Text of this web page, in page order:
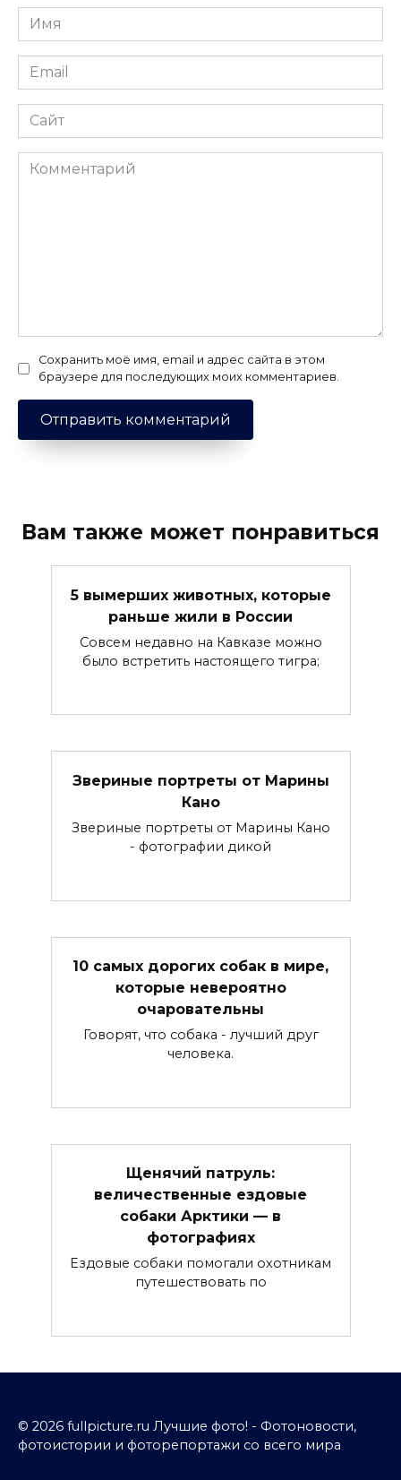
Имя
*
Email
*
Сайт
Комментарий
Сохранить моё имя, email и адрес сайта в этом
браузере для последующих моих комментариев.
Вам также может понравиться
5 вымерших животных, которые
раньше жили в России
Совсем недавно на Кавказе можно
было встретить настоящего тигра;
Звериные портреты от Марины
Кано
Звериные портреты от Марины Кано
- фотографии дикой
10 самых дорогих собак в мире,
которые невероятно
очаровательны
Говорят, что собака - лучший друг
человека.
Щенячий патруль:
величественные ездовые
собаки Арктики — в
фотографиях
Ездовые собаки помогали охотникам
путешествовать по
© 2026 fullpicture.ru Лучшие фото! - Фотоновости,
фотоистории и фоторепортажи со всего мира